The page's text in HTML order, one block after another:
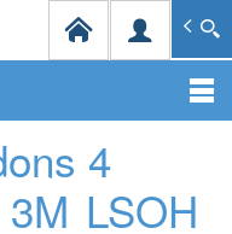
et solutions de
4
LSOH